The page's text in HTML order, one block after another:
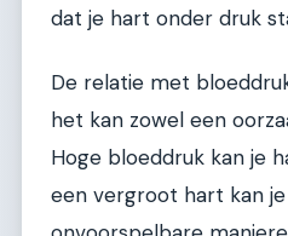
dat je hart onder druk
De relatie met
het kan zowel een
Hoge bloeddruk kan je
een vergroot hart kan